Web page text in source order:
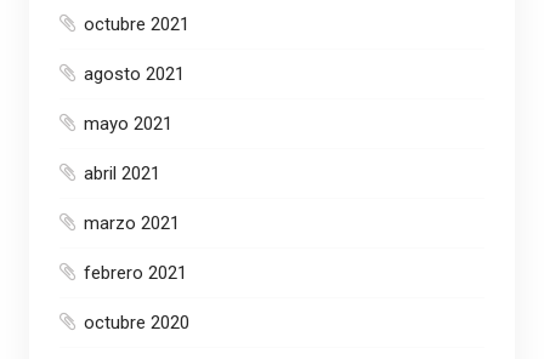
octubre 2021
agosto 2021
mayo 2021
abril 2021
marzo 2021
febrero 2021
octubre 2020